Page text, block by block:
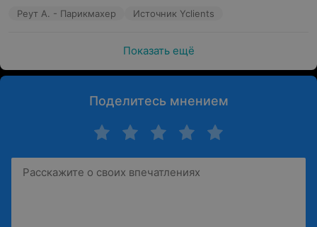
Реут А. - Парикмахер Источник Yclients
Показать ещё
Поделитесь мнением